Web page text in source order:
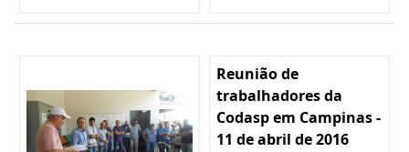
Reunião de
trabalhadores da
Codasp em Campinas -
11 de abril de 2016